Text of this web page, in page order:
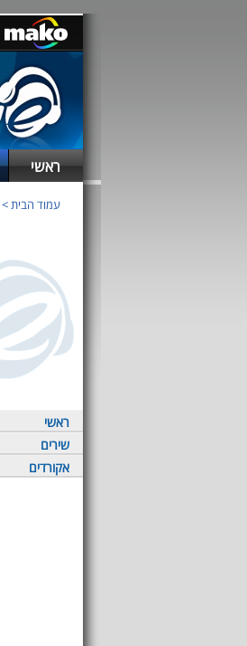
ראשי
עמוד הבית>
ראשי
שירים
אקורדים